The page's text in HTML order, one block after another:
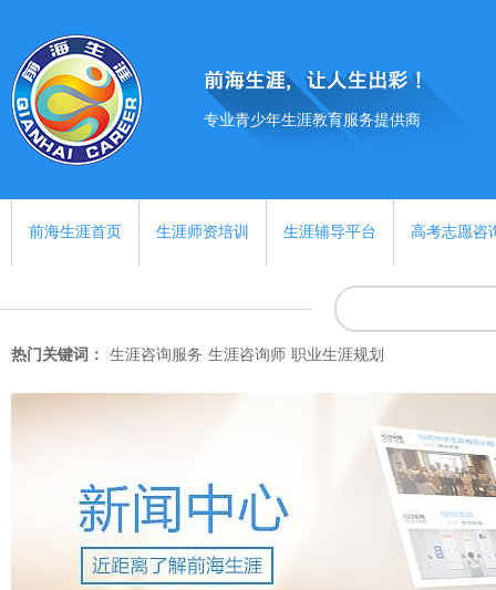
专业青少年生涯教育服务提供商
前海生涯首页 生涯师资培训 生涯辅导平台 高考志愿咨
热门关键词： 生涯咨询服务 生涯咨询师 职业生涯规划